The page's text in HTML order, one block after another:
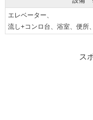
エレベーター、
流し+コンロ台、浴室、便所、
ス